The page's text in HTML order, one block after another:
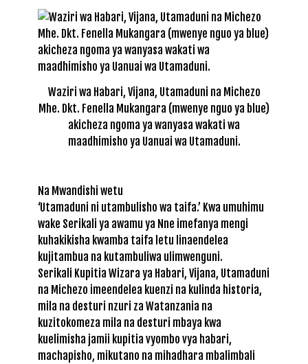
Waziri wa Habari, Vijana, Utamaduni na Michezo
Mhe. Dkt. Fenella Mukangara (mwenye nguo ya blue)
akicheza ngoma ya wanyasa wakati wa
maadhimisho ya Uanuai wa Utamaduni.
Na Mwandishi wetu
‘Utamaduni ni utambulisho wa taifa.’ Kwa umuhimu
wake Serikali ya awamu ya Nne imefanya mengi
kuhakikisha kwamba taifa letu linaendelea
kujitambua na kutambuliwa ulimwenguni.
Serikali Kupitia Wizara ya Habari, Vijana, Utamaduni
na Michezo imeendelea kuenzi na kulinda historia,
mila na desturi nzuri za Watanzania na
kuzitokomeza mila na desturi mbaya kwa
kuelimisha jamii kupitia vyombo vya habari,
machapisho, mikutano na mihadhara mbalimbali